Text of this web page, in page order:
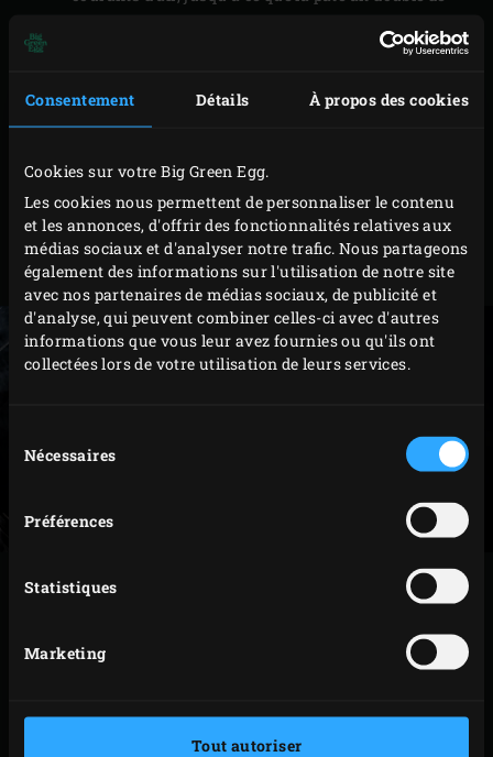
Consentement Détails À propos des cookies
Cookies sur votre Big Green Egg.
Les cookies nous permettent de personnaliser le contenu
et les annonces, d'offrir des fonctionnalités relatives aux
médias sociaux et d'analyser notre trafic. Nous partageons
également des informations sur l'utilisation de notre site
avec nos partenaires de médias sociaux, de publicité et
d'analyse, qui peuvent combiner celles-ci avec d'autres
informations que vous leur avez fournies ou qu'ils ont
collectées lors de votre utilisation de leurs services.
duNécessaires
Préférences
Statistiques
Marketing
Tout autoriser
Beurrez un moule rond (Ø 20 cm env.), par exemple
. Formez une jolie boule
sans serrer de film alimentaire et laissez lever 30 à
35 minutes à un emplacement chaud à l’abri des
courants d’air jusqu’à ce que la pâte ait doublé de
volume.
Allumez le convEGGtor
et la
pâte d’amande et l’eau, puis étalez bien ce mélange